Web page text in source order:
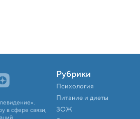
в сфере связи,
Рубрики
Психология
Питание и диеты
ЗОЖ